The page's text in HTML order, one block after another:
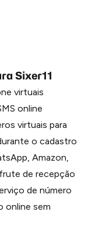
Sixer11
virtuais
online
virtuais para
o cadastro
Amazon,
de recepção
de número
online sem